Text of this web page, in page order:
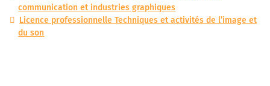
communication et industries graphiques
Licence professionnelle Techniques et activités de l’image et
du son